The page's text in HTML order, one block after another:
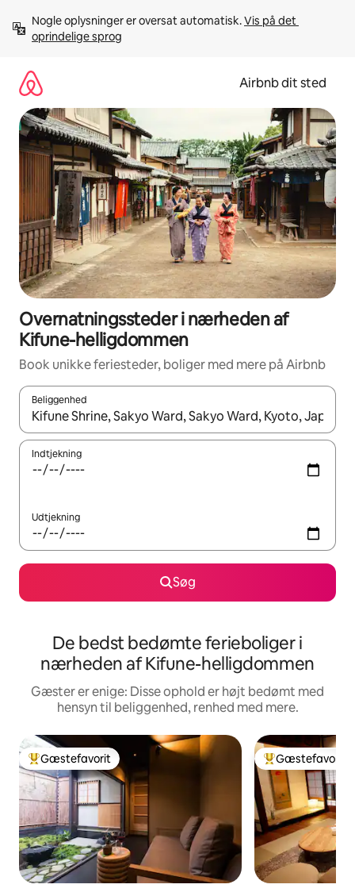
videre
Nogle oplysninger er oversat automatisk. Vis på det
oprindelige sprog
Airbnb dit sted
Overnatningssteder i nærheden af
Kifune-helligdommen
Book unikke feriesteder, boliger med mere på Airbnb
Beliggenhed
Når resultaterne er tilgængelige, skal du navigere med
Indtjekning
Udtjekning
Søg
De bedst bedømte ferieboliger i
nærheden af Kifune-helligdommen
Gæster er enige: Disse ophold er højt bedømt med
hensyn til beliggenhed, renhed med mere.
Bedste gæstefavorit
Gæstefavorit Bedste
Gæstefavorit